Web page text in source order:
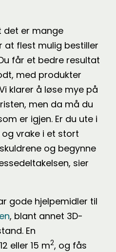
det er mange
at flest mulig bestiller
får et bedre resultat
med produkter
klarer å løse mye på
men da må du
er igjen. Er du ute i
vrake i et stort
og begynne
sier
gode hjelpemidler til
, blant annet 3D-
En
eller 15 m2, og fås